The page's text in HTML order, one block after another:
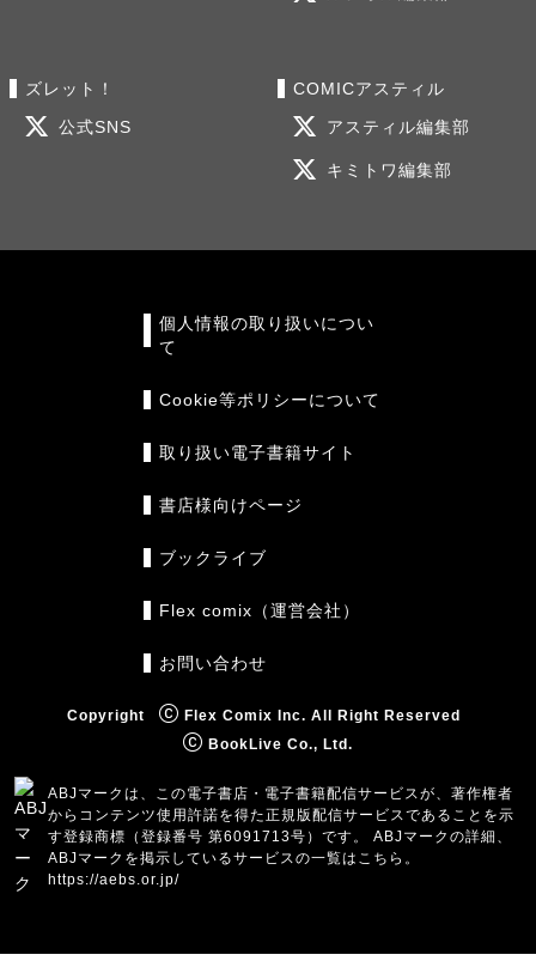
ズレット！
公式SNS
COMICアスティル
アスティル編集部
キミトワ編集部
個人情報の取り扱いについ
て
Cookie等ポリシーについて
取り扱い電子書籍サイト
書店様向けページ
ブックライブ
Flex comix（運営会社）
お問い合わせ
Copyright
Flex Comix Inc. All Right Reserved
BookLive Co., Ltd.
ABJマークは、この電子書店・電子書籍配信サービスが、著作権者
からコンテンツ使用許諾を得た正規版配信サービスであることを示
す登録商標（登録番号 第6091713号）です。 ABJマークの詳細、
ABJマークを掲示しているサービスの一覧はこちら。
https://aebs.or.jp/